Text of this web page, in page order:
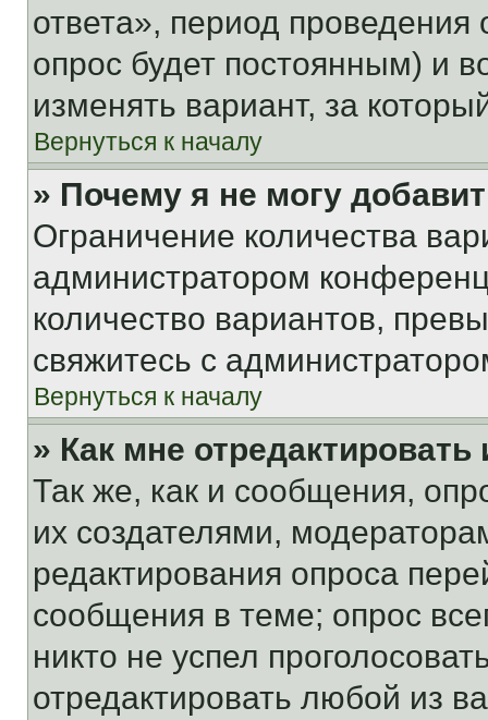
ответа», период проведения
опрос будет постоянным) и
изменять вариант, за
Вернуться к началу
» Почему я не могу
Ограничение количества
администратором
количество вариантов,
свяжитесь с
Вернуться к началу
» Как мне
Так же, как и сообщения,
их создателями,
редактирования опроса
сообщения в теме; опрос
никто не успел
отредактировать любой из